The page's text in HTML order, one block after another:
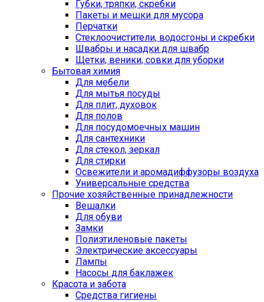
Губки, тряпки, скребки
Пакеты и мешки для мусора
Перчатки
Стеклоочистители, водосгоны и скребки
Швабры и насадки для швабр
Щетки, веники, совки для уборки
Бытовая химия
Для мебели
Для мытья посуды
Для плит, духовок
Для полов
Для посудомоечных машин
Для сантехники
Для стекол, зеркал
Для стирки
Освежители и аромадиффузоры воздуха
Универсальные средства
Прочие хозяйственные принадлежности
Вешалки
Для обуви
Замки
Полиэтиленовые пакеты
Электрические аксессуары
Лампы
Насосы для баклажек
Красота и забота
Средства гигиены